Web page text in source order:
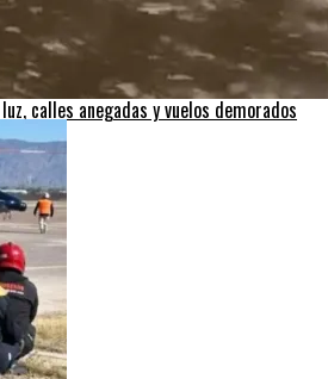
calles anegadas y vuelos demorados